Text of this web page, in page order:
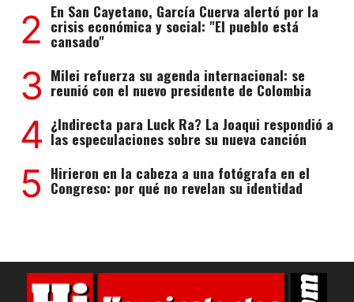
2 En San Cayetano, García Cuerva alertó por la
crisis económica y social: "El pueblo está
cansado"
3 Milei refuerza su agenda internacional: se
reunió con el nuevo presidente de Colombia
4 ¿Indirecta para Luck Ra? La Joaqui respondió a
las especulaciones sobre su nueva canción
5 Hirieron en la cabeza a una fotógrafa en el
Congreso: por qué no revelan su identidad